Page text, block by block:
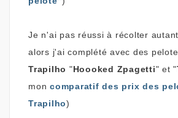
Je n'ai pas réussi à récolter
alors j'ai complété avec des
Trapilho "Hoooked Zpagetti" et "
mon comparatif des prix des
Trapilho)